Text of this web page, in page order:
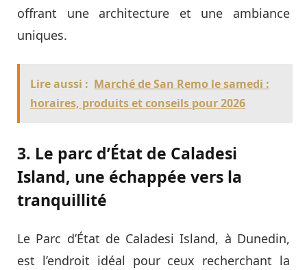
offrant une architecture et une ambiance
uniques.
Lire aussi : Marché de San Remo le samedi :
horaires, produits et conseils pour 2026
3. Le parc d’État de Caladesi
Island, une échappée vers la
tranquillité
Le Parc d’État de Caladesi Island, à Dunedin,
est l’endroit idéal pour ceux recherchant la